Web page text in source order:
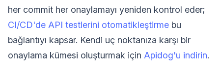
her commit her onaylamayı yeniden kontrol eder;
CI/CD'de API testlerini otomatikleştirme bu
bağlantıyı kapsar. Kendi uç noktanıza karşı bir
onaylama kümesi oluşturmak için Apidog'u indirin.